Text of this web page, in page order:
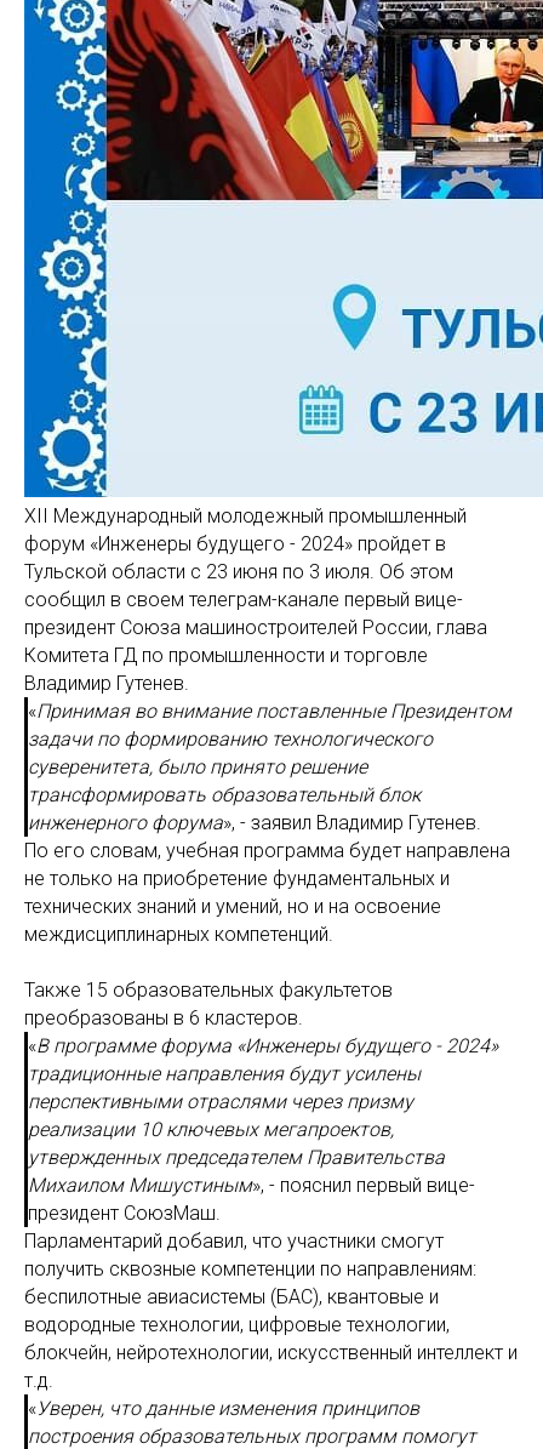
XII Международный молодежный промышленный
форум «Инженеры будущего - 2024» пройдет в
Тульской области с 23 июня по 3 июля. Об этом
сообщил в своем телеграм-канале первый вице-
президент Союза машиностроителей России, глава
Комитета ГД по промышленности и торговле
Владимир Гутенев.
«Принимая во внимание поставленные Президентом
задачи по формированию технологического
суверенитета, было принято решение
трансформировать образовательный блок
инженерного форума», - заявил Владимир Гутенев.
По его словам, учебная программа будет направлена
не только на приобретение фундаментальных и
технических знаний и умений, но и на освоение
междисциплинарных компетенций.
Также 15 образовательных факультетов
преобразованы в 6 кластеров.
«В программе форума «Инженеры будущего - 2024»
традиционные направления будут усилены
перспективными отраслями через призму
реализации 10 ключевых мегапроектов,
утвержденных председателем Правительства
Михаилом Мишустиным», - пояснил первый вице-
президент СоюзМаш.
Парламентарий добавил, что участники смогут
получить сквозные компетенции по направлениям:
беспилотные авиасистемы (БАС), квантовые и
водородные технологии, цифровые технологии,
блокчейн, нейротехнологии, искусственный интеллект и
т.д.
«Уверен, что данные изменения принципов
построения образовательных программ помогут